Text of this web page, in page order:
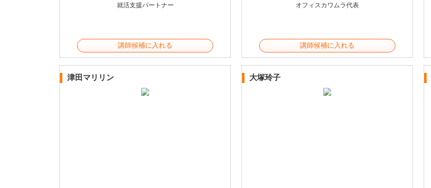
就活支援パートナー
講師候補に入れる
オフィスカワムラ代表
講師候補に入れる
津田マリリン 大塚玲子